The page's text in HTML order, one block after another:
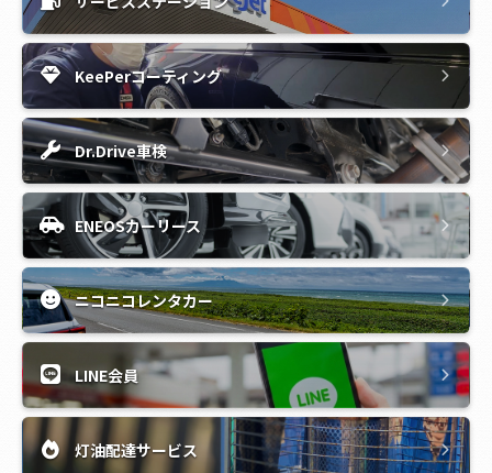
KeePerコーティング
Dr.Drive車検
ENEOSカーリース
ニコニコレンタカー
LINE会員
灯油配達サービス